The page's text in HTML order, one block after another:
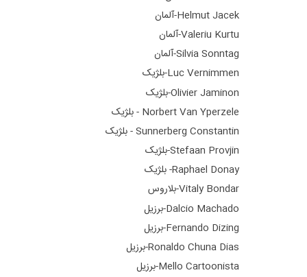
Helmut Jacek-آلمان
Valeriu Kurtu-آلمان
Silvia Sonntag-آلمان
Luc Vernimmen-بلژیک
Olivier Jaminon-بلژیک
Norbert Van Yperzele - بلژیک
Sunnerberg Constantin - بلژیک
Stefaan Provjin-بلژیک
Raphael Donay- بلژیک
Vitaly Bondar-بلاروس
Dalcio Machado-برزیل
Fernando Dizing-برزیل
Ronaldo Chuna Dias-برزیل
Mello Cartoonista-برزیل